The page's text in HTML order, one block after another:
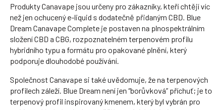
Produkty Canavape jsou určeny pro zákazníky, kteří chtějí víc
než jen ochucený e-liquid s dodatečně přidaným CBD. Blue
Dream Canavape Complete je postaven na plnospektrálním
složení CBD a CBG, rozpoznatelném terpenovém profilu
hybridního typu a formátu pro opakované plnění, který
podporuje dlouhodobé používání.
Společnost Canavape si také uvědomuje, že na terpenových
profilech záleží. Blue Dream není jen “borůvková” příchuť; je to
terpenový profil inspirovaný kmenem, který byl vybrán pro